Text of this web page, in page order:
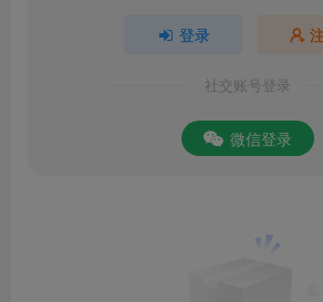
些活动，增强用户之间的互动和粘性哦。
除聚合中央厨房生产的产品外，更是收
登录
社交账号登录
微信登录